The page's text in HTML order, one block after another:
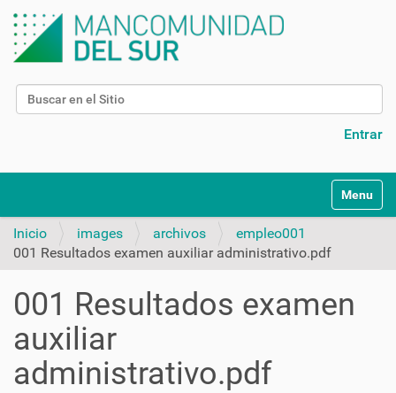
Buscar
Entrar
v
Toggle
Inicio images archivos
empleo001
001 Resultados examen auxiliar administrativo.pdf
001 Resultados examen
auxiliar
administrativo.pdf